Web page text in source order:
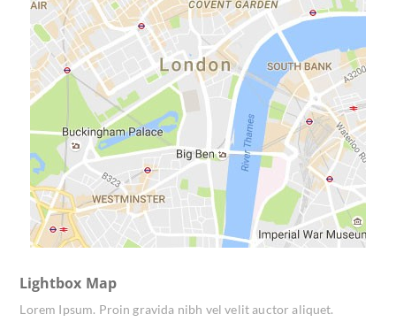
Lightbox Map
Lorem Ipsum. Proin gravida nibh vel velit auctor aliquet.